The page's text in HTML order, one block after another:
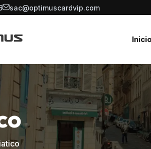
sac@optimuscardvip.com
Inicio